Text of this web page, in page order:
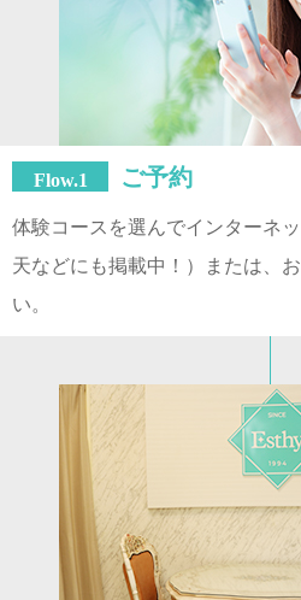
Flow.1 ご予約
体験コースを選んでインターネ
天などにも掲載中！）または、
い。